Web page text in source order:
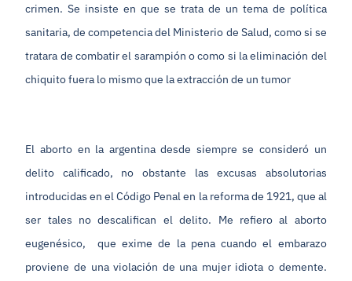
crimen. Se insiste en que se trata de un tema de política
sanitaria, de competencia del Ministerio de Salud, como si se
tratara de combatir el sarampión o como si la eliminación del
chiquito fuera lo mismo que la extracción de un tumor
El aborto en la argentina desde siempre se consideró un
delito calificado, no obstante las excusas absolutorias
introducidas en el Código Penal en la reforma de 1921, que al
ser tales no descalifican el delito. Me refiero al aborto
eugenésico, que exime de la pena cuando el embarazo
proviene de una violación de una mujer idiota o demente.